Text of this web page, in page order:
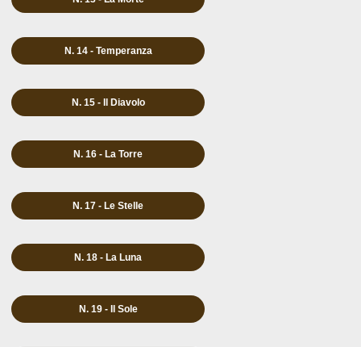
N. 14 - Temperanza
N. 15 - Il Diavolo
N. 16 - La Torre
N. 17 - Le Stelle
N. 18 - La Luna
N. 19 - Il Sole